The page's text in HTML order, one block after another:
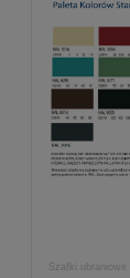
Szafki